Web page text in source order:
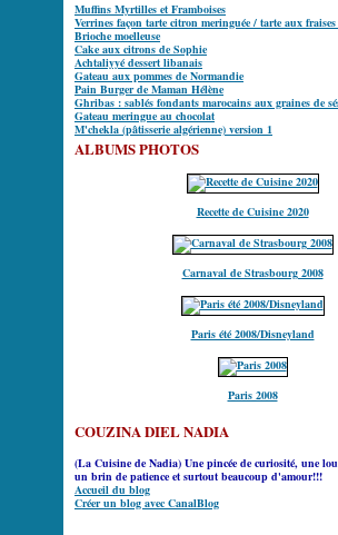
Muffins Myrtilles et Framboises
Verrines façon tarte citron meringuée / tarte aux
Brioche moelleuse
Cake aux citrons de Sophie
Achtaliyyé dessert libanais
Gateau aux pommes de Normandie
Pain Burger de Maman Hélène
Ghribas : sablés fondants marocains aux graines de
Gateau meringue au chocolat
M'chekla (pâtisserie algérienne) version 1
ALBUMS PHOTOS
Recette de Cuisine 2020
Carnaval de Strasbourg 2008
Paris été 2008/Disneyland
Paris 2008
COUZINA DIEL NADIA
(La Cuisine de Nadia) Une pincée de curiosité, une
un brin de patience et surtout beaucoup d'amour!!!
Accueil du blog
Créer un blog avec CanalBlog